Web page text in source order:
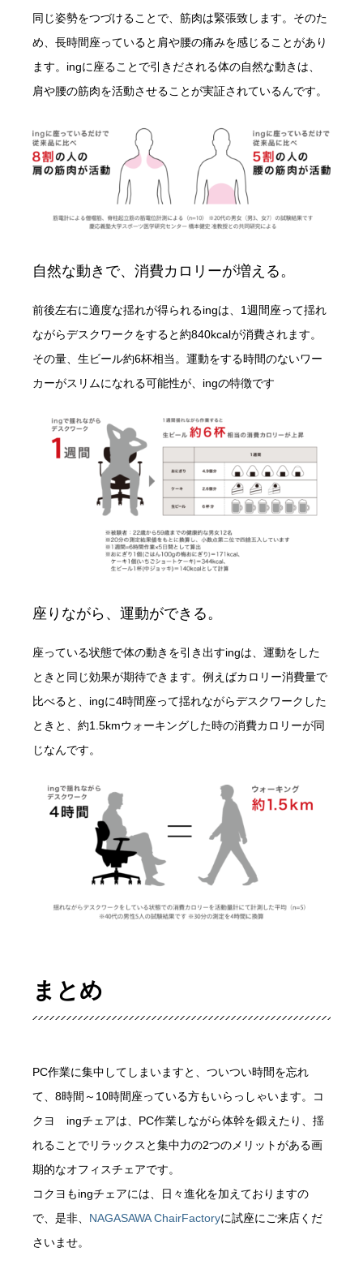
同じ姿勢をつづけることで、筋肉は緊張致します。そのた
め、長時間座っていると肩や腰の痛みを感じることがあり
ます。ingに座ることで引きだされる体の自然な動きは、
肩や腰の筋肉を活動させることが実証されているんです。
自然な動きで、消費カロリーが増える。
前後左右に適度な揺れが得られるingは、1週間座って揺れ
ながらデスクワークをすると約840kcalが消費されます。
その量、生ビール約6杯相当。運動をする時間のないワー
カーがスリムになれる可能性が、ingの特徴です
座りながら、運動ができる。
座っている状態で体の動きを引き出すingは、運動をした
ときと同じ効果が期待できます。例えばカロリー消費量で
比べると、ingに4時間座って揺れながらデスクワークした
ときと、約1.5kmウォーキングした時の消費カロリーが同
じなんです。
まとめ
PC作業に集中してしまいますと、ついつい時間を忘れ
て、8時間～10時間座っている方もいらっしゃいます。コ
クヨ ingチェアは、PC作業しながら体幹を鍛えたり、揺
れることでリラックスと集中力の2つのメリットがある画
期的なオフィスチェアです。
コクヨもingチェアには、日々進化を加えておりますの
で、是非、 NAGASAWA ChairFactoryに試座にご来店くだ
さいませ。